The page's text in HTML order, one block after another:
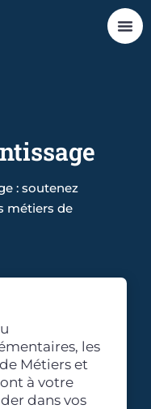
: soutenez
métiers de
les
Métiers et
à votre
dans vos